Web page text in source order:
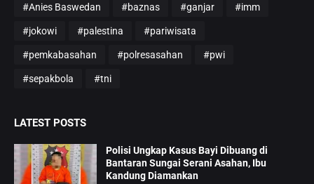
#Anies Baswedan #baznas #ganjar #imm
#jokowi #palestina #pariwisata
#pemkabasahan #polresasahan #pwi
#sepakbola #tni
LATEST POSTS
Polisi Ungkap Kasus Bayi Dibuang di
Bantaran Sungai Serani Asahan, Ibu
Kandung Diamankan